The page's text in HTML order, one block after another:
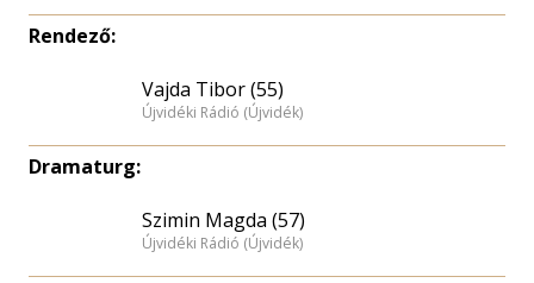
Rendező:
Vajda Tibor (55)
Újvidéki Rádió (Újvidék)
Dramaturg:
Szimin Magda (57)
Újvidéki Rádió (Újvidék)